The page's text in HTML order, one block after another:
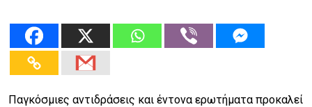
Παγκόσμιες αντιδράσεις και έντονα ερωτήματα προκαλεί